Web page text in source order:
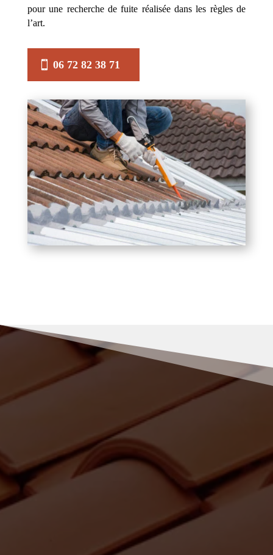
pour une recherche de fuite réalisée dans les règles de
l’art.
06 72 82 38 71
RENOV MULLER
Pourquoi nous choisir pour vos
travaux de recherche de fuite à
Retournac ?